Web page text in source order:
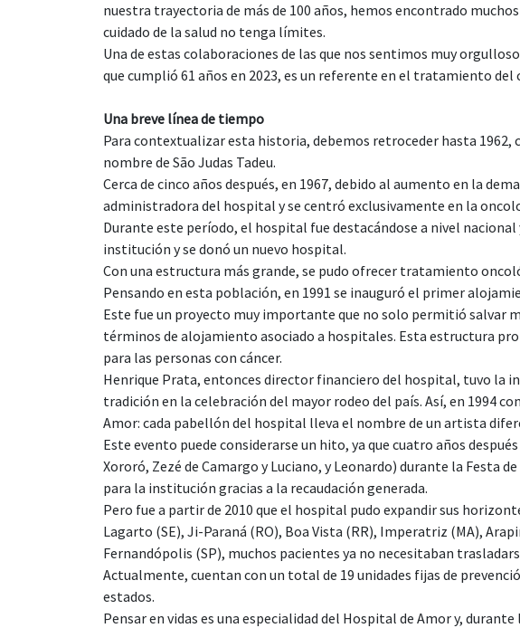
nuestra trayectoria de más de 100 años, hemos encontrado
cuidado de la salud no tenga límites.
Una de estas colaboraciones de las que nos sentimos muy
que cumplió 61 años en 2023, es un referente en el tratamiento
Una breve línea de tiempo
Para contextualizar esta historia, debemos retroceder hasta 1962,
nombre de São Judas Tadeu.
Cerca de cinco años después, en 1967, debido al aumento en la
administradora del hospital y se centró exclusivamente en la
Durante este período, el hospital fue destacándose a nivel
institución y se donó un nuevo hospital.
Con una estructura más grande, se pudo ofrecer tratamiento
Pensando en esta población, en 1991 se inauguró el primer
Este fue un proyecto muy importante que no solo permitió salvar
términos de alojamiento asociado a hospitales. Esta estructura
para las personas con cáncer.
Henrique Prata, entonces director financiero del hospital, tuvo la
tradición en la celebración del mayor rodeo del país. Así, en 1994
Amor: cada pabellón del hospital lleva el nombre de un artista
Este evento puede considerarse un hito, ya que cuatro años
Xororó, Zezé de Camargo y Luciano, y Leonardo) durante la Festa
para la institución gracias a la recaudación generada.
Pero fue a partir de 2010 que el hospital pudo expandir sus
Lagarto (SE), Ji-Paraná (RO), Boa Vista (RR), Imperatriz (MA),
Fernandópolis (SP), muchos pacientes ya no necesitaban
Actualmente, cuentan con un total de 19 unidades fijas de
estados.
Pensar en vidas es una especialidad del Hospital de Amor y,